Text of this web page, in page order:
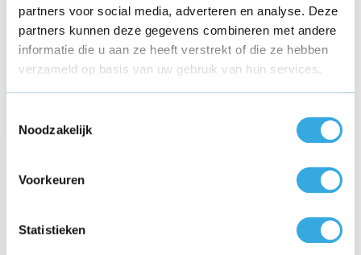
partners voor social media, adverteren en analyse. Deze
partners kunnen deze gegevens combineren met andere
informatie die u aan ze heeft verstrekt of die ze hebben
verzameld op basis van uw gebruik van hun services.
Noodzakelijk
Voorkeuren
Statistieken
Share this product!